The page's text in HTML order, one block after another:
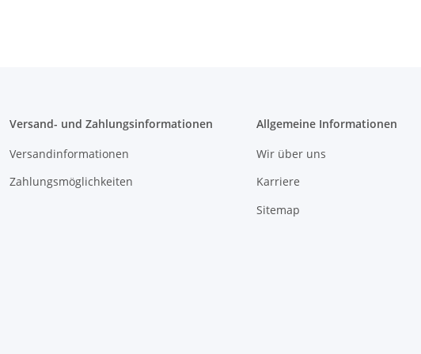
Versand- und Zahlungsinformationen
Versandinformationen
Zahlungsmöglichkeiten
Allgemeine Informationen
Wir über uns
Karriere
Sitemap